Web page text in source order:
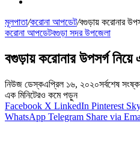
মূলপাতা/করোনা আপডেট/বগুড়ায় করোনার
করোনা আপডেটবগুড়া সদর উপজেলা
বগুড়ায় করোনার উপসর্গ নিয়ে
নিউজ ডেস্কএপ্রিল ১৬, ২০২০সর্বশেষ
এক মিনিটেরও কমে পড়ুন
Facebook X LinkedIn Pinterest
WhatsApp Telegram Share via